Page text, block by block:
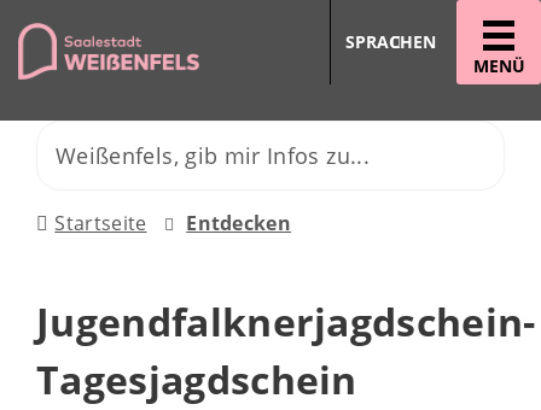
MENÜ
SPRACHEN
Startseite Entdecken
Jugendfalknerjagdschein-
Tagesjagdschein